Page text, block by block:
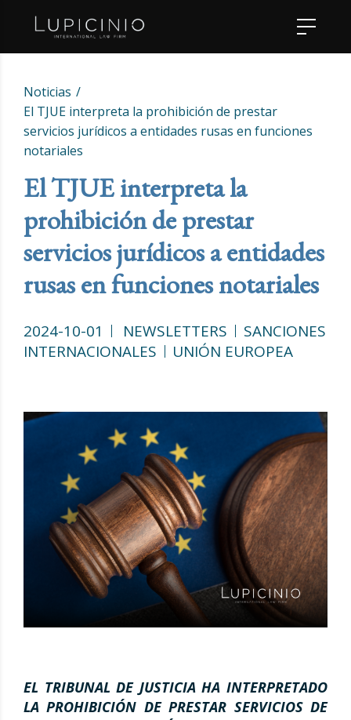
Noticias
El TJUE interpreta la prohibición de prestar
servicios jurídicos a entidades rusas en funciones
notariales
El TJUE interpreta la
prohibición de prestar
servicios jurídicos a entidades
rusas en funciones notariales
2024-10-01 NEWSLETTERS
SANCIONES
INTERNACIONALES
UNIÓN EUROPEA
EL TRIBUNAL DE JUSTICIA HA INTERPRETADO
LA PROHIBICIÓN DE PRESTAR SERVICIOS DE